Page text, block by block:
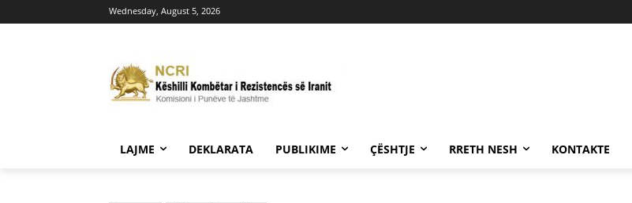
Wednesday, August 5, 2026
LAJME DEKLARATA PUBLIKIME ÇËSHTJE RRETH NESH KONTAKTE